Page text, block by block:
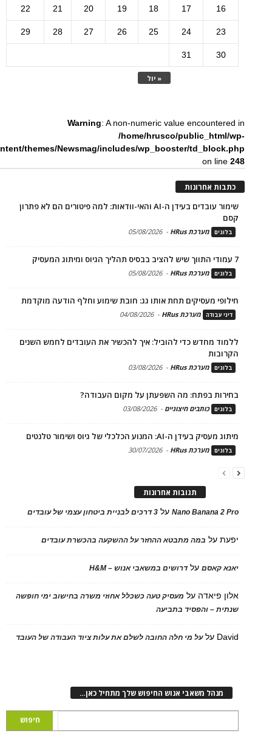
« יול
16
17
18
19
20
21
22
23
24
25
26
27
28
29
30
31
Warning: A non-numeric value encountered in
/home/hrusco/public_html/wp-
themes/Newsmag/includes/wp_booster/td_block.php
on line248
כתבות אחרונות
שימור עובדים בעידן ה-AI והאי-וודאות: למה פיטורים הם לא פתרון
קסם
בלוגים מערכת HRus -
05/08/2026
7 עמודי התווך שיש להציב בבסיס תהליך הגיוס ומיתוג המעסיק
בלוגים מערכת HRus -
05/08/2026
חילופי מעסיקים תחת אותו גג: חובת שימוע וחלף הודעה מוקדמת
דיני עבודה מערכת HRus -
04/08/2026
ללמוד מחדש כדי להוביל: איך להכשיר את העובדים לחמש השנים
הקרובות
בלוגים מערכת HRus -
03/08/2026
בחירות בפתח: מה השפעתן על מקום העבודה?
בלוגים כותבים חיצוניים -
03/08/2026
מיתוג מעסיק בעידן ה-AI: המנוע הכלכלי של גיוס ושימור טלנטים
בלוגים מערכת HRus -
30/07/2026
תגובות אחרונות
Nano Banana 2 Proעל 3 דרכים לבניית ביטחון עצמי של עובדים
יפעתעל במה מתבטא ההחזר על ההשקעה בהכשרת עובדים
יאנא קאסםעלדרושים במשאבי אנוש – H&M
אלון פיאדה על מעסיק טעה כשכלל אחוזי משרה בחישוב ימי חופשה
שנתית – והפסיד בתביעה
David עלעל מי חלה החובה לשלם את עלות ציוד העבודה של העובד
מנהל משאבי אנוש החיפוש שלך מתחיל כאן…